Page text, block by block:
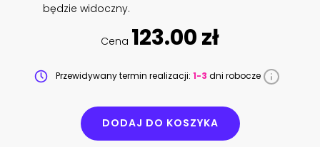
będzie widoczny.
Cena 123.00 zł
Przewidywany termin realizacji: 1-3 dni robocze
DODAJ DO KOSZYKA